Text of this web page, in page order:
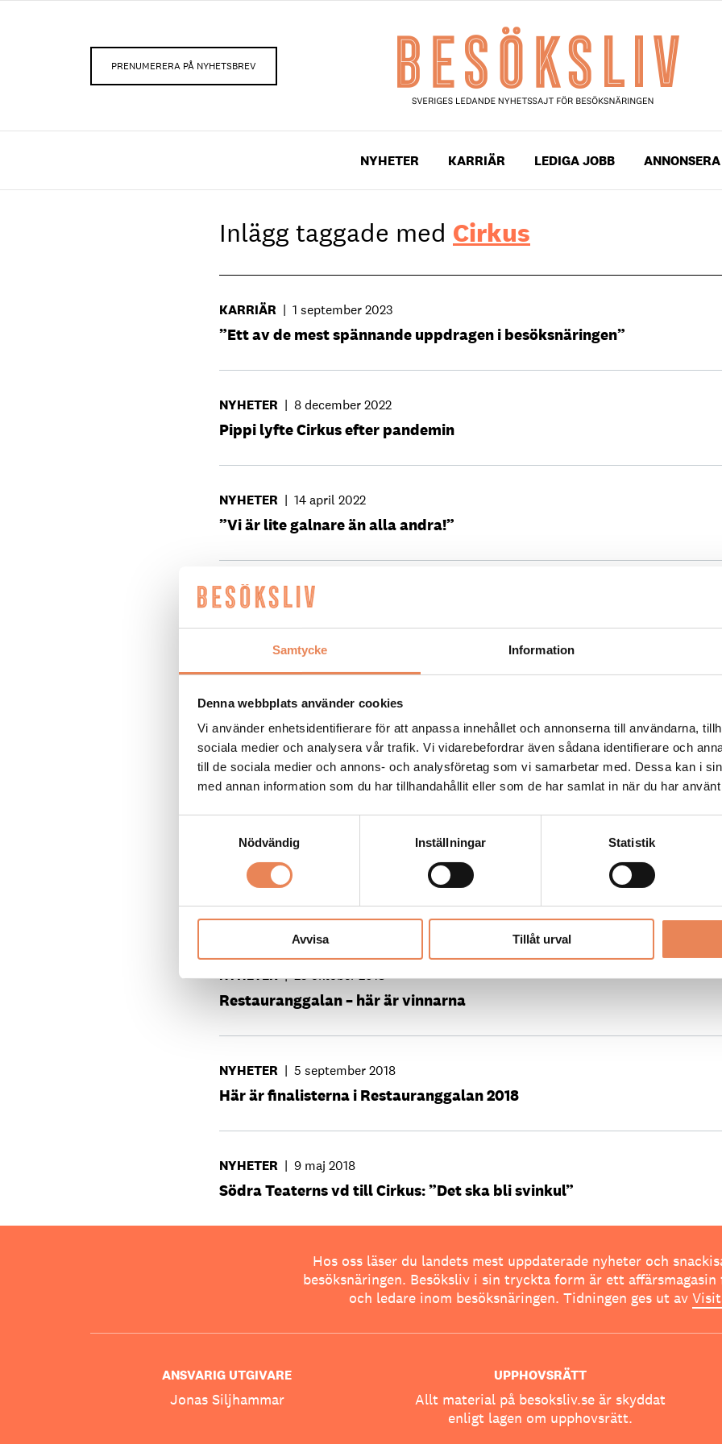
Samtycke Information
Denna webbplats använder cookies
Vi använder enhetsidentifierare för att anpassa innehållet och annonserna till användarna,
sociala medier och analysera vår trafik. Vi vidarebefordrar även sådana identifierare och
till de sociala medier och annons- och analysföretag som vi samarbetar med. Dessa kan i
med annan information som du har tillhandahållit eller som de har samlat in när du har
Nödvändig
Inställningar Statistik
Avvisa Tillåt urval
PRENUMERERA PÅ NYHETSBREV
NYHETER KARRIÄR LEDIGA JOBB ANNONSERA
Inlägg taggade med Cirkus
KARRIÄR | 1 september 2023
”Ett av de mest spännande uppdragen i besöksnäringen”
NYHETER | 8 december 2022
Pippi lyfte Cirkus efter pandemin
NYHETER | 14 april 2022
”Vi är lite galnare än alla andra!”
REPORTAGE 19 februari 2021
”Viktig symbolhandling att öppna upp Sverige”
NYHETER | 13 februari 2020
Fuldans på Cirkus på alla hjärtans dag
NYHETER |
Pop House Sweden byter vd
NYHETER | 23 oktober 2018
Restauranggalan – här är vinnarna
NYHETER | 5 september 2018
Här är finalisterna i Restauranggalan 2018
NYHETER | 9 maj 2018
Södra Teaterns vd till Cirkus: ”Det ska bli svinkul”
Hos oss läser du landets mest uppdaterade nyheter och
besöksnäringen. Besöksliv i sin tryckta form är ett affärsmagasin
och ledare inom besöksnäringen. Tidningen ges ut av
ANSVARIG UTGIVARE
Jonas Siljhammar
UPPHOVSRÄTT
Allt material på besoksliv.se är skyddat
enligt lagen om upphovsrätt.